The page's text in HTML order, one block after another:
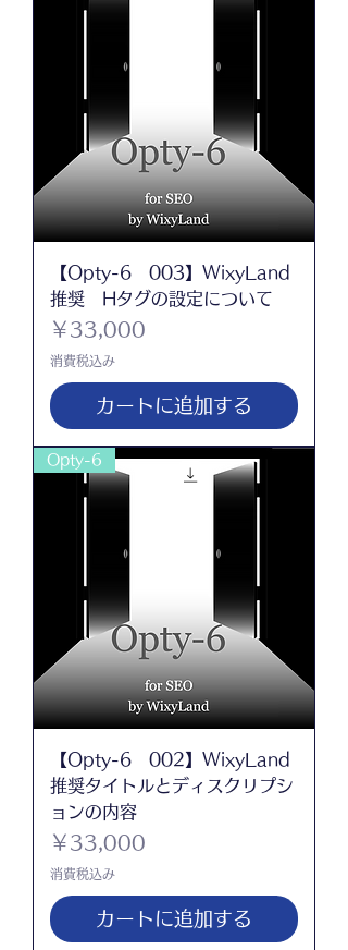
【Opty-6 003】WixyLand
推奨 Hタグの設定について
価格
￥33,000
消費税込み
カートに追加する
Opty-6
【Opty-6 002】WixyLand
推奨タイトルとディスクリプシ
ョンの内容
価格
￥33,000
消費税込み
カートに追加する